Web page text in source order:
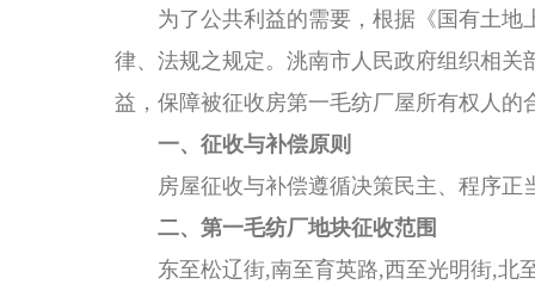
为了公共利益的需要，根据《国有土地
律、法规之规定。洮南市人民政府组织相
益，保障被征收房第一毛纺厂屋所有权人
一、征收与补偿原则
房屋征收与补偿遵循决策民主、程序
二、第一毛纺厂地块征收范围
东至松辽街,南至育英路,西至光明街,北